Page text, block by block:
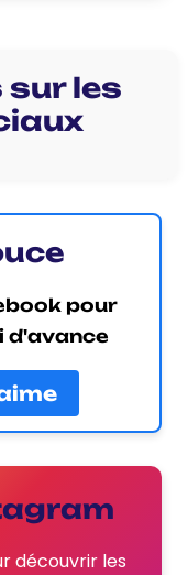
sur les
pour
d'avance
découvrir les